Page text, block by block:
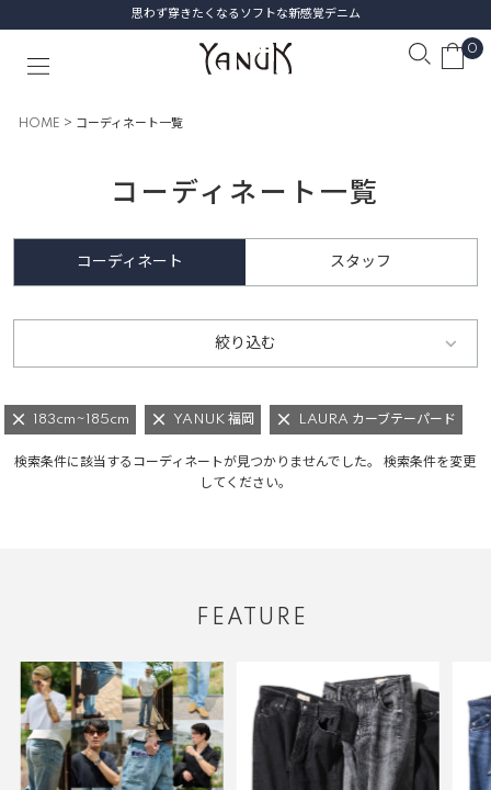
思わず穿きたくなるソフトな新感覚デニム
0
HOME コーディネート一覧
コーディネート一覧
コーディネート スタッフ
絞り込む
183cm~185cm YANUK 福岡 LAURA カーブテーパード
検索条件に該当するコーディネートが見つかりませんでした。 検索条件を変更
してください。
FEATURE